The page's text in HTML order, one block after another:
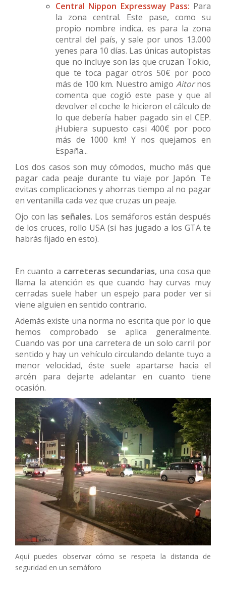
Central Nippon Expressway Pass: Para
la zona central. Este pase, como su
propio nombre indica, es para la zona
central del país, y sale por unos 13.000
yenes para 10 días. Las únicas autopistas
que no incluye son las que cruzan Tokio,
que te toca pagar otros 50€ por poco
más de 100 km. Nuestro amigo Aitornos
comenta que cogió este pase y que al
devolver el coche le hicieron el cálculo de
lo que debería haber pagado sin el CEP.
¡Hubiera supuesto casi 400€ por poco
más de 1000 km! Y nos quejamos en
España...
Los dos casos son muy cómodos, mucho más que
pagar cada peaje durante tu viaje por Japón. Te
evitas complicaciones y ahorras tiempo al no pagar
en ventanilla cada vez que cruzas un peaje.
Ojo con las señales. Los semáforos están después
de los cruces, rollo USA (si has jugado a los GTA te
habrás fijado en esto).
En cuanto a carreteras secundarias, una cosa que
llama la atención es que cuando hay curvas muy
cerradas suele haber un espejo para poder ver si
viene alguien en sentido contrario.
Además existe una norma no escrita que por lo que
hemos comprobado se aplica generalmente.
Cuando vas por una carretera de un solo carril por
sentido y hay un vehículo circulando delante tuyo a
menor velocidad, éste suele apartarse hacia el
arcén para dejarte adelantar en cuanto tiene
ocasión.
Aquí puedes observar cómo se respeta la distancia de
seguridad en un semáforo